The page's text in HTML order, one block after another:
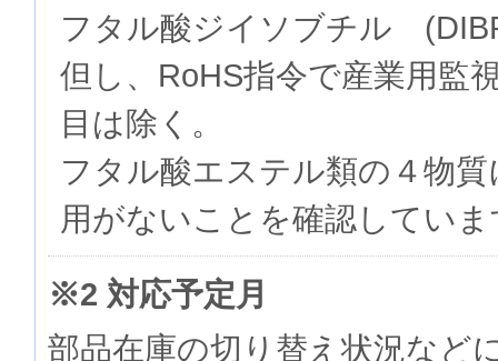
フタル酸ジイソブチル
但し、RoHS指令で産業用監
目は除く。
フタル酸エステル類の４物
用がないことを確認してい
※2 対応予定月
部品在庫の切り替え状況など